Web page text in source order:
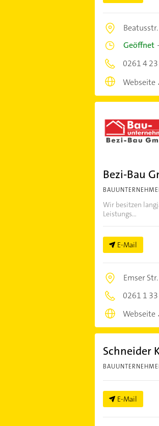
Geöffnet
0261 4
Webseite
Bezi-Bau
Wir besitzen
Leistungs...
E-Mail
Emser
0261 1
Webseite
Schneider
E-Mail